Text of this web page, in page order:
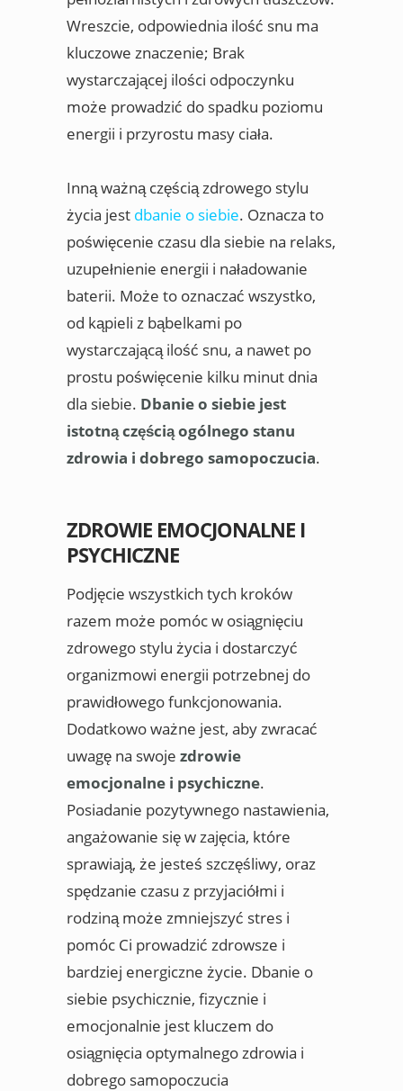
Wreszcie, odpowiednia ilość snu ma
kluczowe znaczenie; Brak
wystarczającej ilości odpoczynku
może prowadzić do spadku poziomu
energii i przyrostu masy ciała.
Inną ważną częścią zdrowego stylu
życia jest dbanie o siebie. Oznacza to
poświęcenie czasu dla siebie na relaks,
uzupełnienie energii i naładowanie
baterii. Może to oznaczać wszystko,
od kąpieli z bąbelkami po
wystarczającą ilość snu, a nawet po
prostu poświęcenie kilku minut dnia
dla siebie. Dbanie o siebie jest
istotną częścią ogólnego stanu
zdrowia i dobrego samopoczucia.
ZDROWIE EMOCJONALNE I
PSYCHICZNE
Podjęcie wszystkich tych kroków
razem może pomóc w osiągnięciu
zdrowego stylu życia i dostarczyć
organizmowi energii potrzebnej do
prawidłowego funkcjonowania.
Dodatkowo ważne jest, aby zwracać
uwagę na swoje zdrowie
emocjonalne i psychiczne.
Posiadanie pozytywnego nastawienia,
angażowanie się w zajęcia, które
sprawiają, że jesteś szczęśliwy, oraz
spędzanie czasu z przyjaciółmi i
rodziną może zmniejszyć stres i
pomóc Ci prowadzić zdrowsze i
bardziej energiczne życie. Dbanie o
siebie psychicznie, fizycznie i
emocjonalnie jest kluczem do
osiągnięcia optymalnego zdrowia i
dobrego samopoczucia